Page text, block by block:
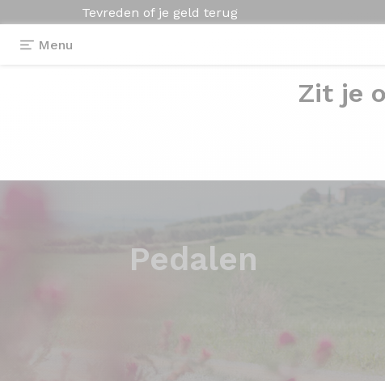
Tevreden of je geld terug
Menu
Zit je
Pedalen